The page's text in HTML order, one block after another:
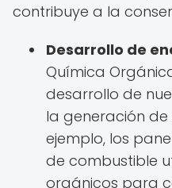
contribuye a la
Desarrollo de
Química
desarrollo de
la generación
ejemplo, los
de combustible
orgánicos para